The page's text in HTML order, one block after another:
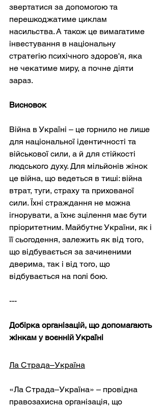
звертатися за допомогою та
перешкоджатиме циклам
насильства. А також це вимагатиме
інвестування в національну
стратегію психічного здоров'я, яка
не чекатиме миру, а почне діяти
зараз.
Висновок
Війна в Україні – це горнило не лише
для національної ідентичності та
військової сили, а й для стійкості
людського духу. Для мільйонів жінок
це війна, що ведеться в тиші: війна
втрат, туги, страху та прихованої
сили. Їхні страждання не можна
ігнорувати, а їхнє зцілення має бути
пріоритетним. Майбутнє України, як і
її сьогодення, залежить як від того,
що відбувається за зачиненими
дверима, так і від того, що
відбувається на полі бою.
---
Добірка організацій, що допомагають
жінкам у воєнній Україні
Ла Страда–Україна
«Ла Страда–Україна» – провідна
правозахисна організація, що